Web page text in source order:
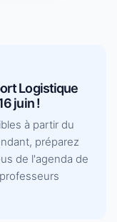
Logistique
juin !
à partir du
préparez
de l'agenda de